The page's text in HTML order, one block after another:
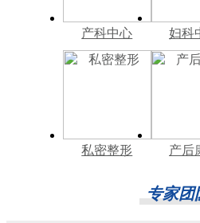
产科中心 妇科
私密整形 产后
专家团